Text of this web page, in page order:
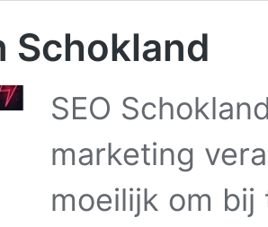
Schokland
SEO
marketing
moeilijk om bij